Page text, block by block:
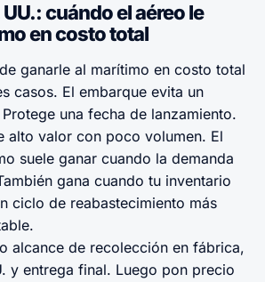
cuándo el aéreo le
en costo total
ganarle al marítimo en costo total
casos. El embarque evita un
una fecha de lanzamiento.
alto valor con poco volumen. El
suele ganar cuando la demanda
gana cuando tu inventario
ciclo de reabastecimiento más
alcance de recolección en fábrica,
y entrega final. Luego pon precio